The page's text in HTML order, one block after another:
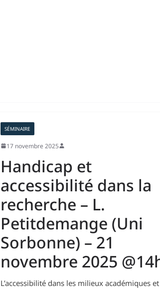
SÉMINAIRE
17 novembre 2025
Handicap et
accessibilité dans la
recherche – L.
Petitdemange (Uni
Sorbonne) – 21
novembre 2025
L’accessibilité dans les milieux académiques et